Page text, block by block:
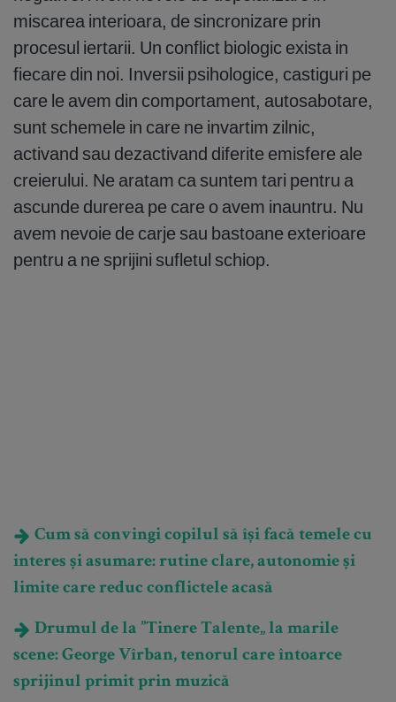
miscarea interioara, de sincronizare prin
procesul iertarii. Un conflict biologic exista in
fiecare din noi. Inversii psihologice, castiguri pe
care le avem din comportament, autosabotare,
sunt schemele in care ne invartim zilnic,
activand sau dezactivand diferite emisfere ale
creierului. Ne aratam ca suntem tari pentru a
ascunde durerea pe care o avem inauntru. Nu
avem nevoie de carje sau bastoane exterioare
pentru a ne sprijini sufletul schiop.
Cum să convingi copilul să își facă temele cu
interes și asumare: rutine clare, autonomie și
limite care reduc conflictele acasă
Drumul de la ”Tinere Talente„ la marile
scene: George Vîrban, tenorul care întoarce
sprijinul primit prin muzică